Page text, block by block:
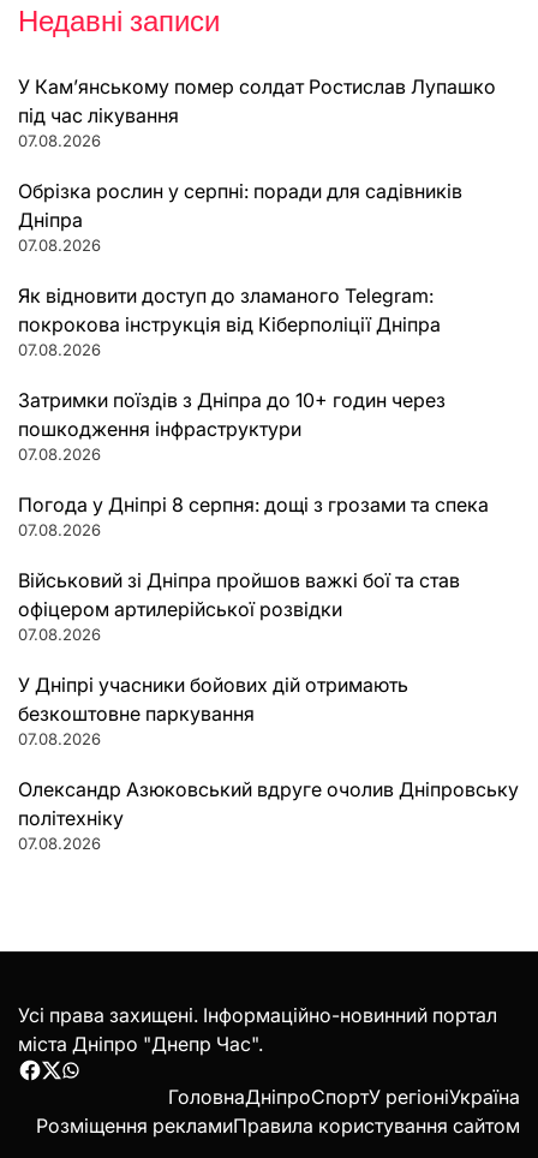
Недавні записи
У Кам’янському помер солдат Ростислав Лупашко
під час лікування
07.08.2026
Обрізка рослин у серпні: поради для садівників
Дніпра
07.08.2026
Як відновити доступ до зламаного Telegram:
покрокова інструкція від Кіберполіції Дніпра
07.08.2026
Затримки поїздів з Дніпра до 10+ годин через
пошкодження інфраструктури
07.08.2026
Погода у Дніпрі 8 серпня: дощі з грозами та спека
07.08.2026
Військовий зі Дніпра пройшов важкі бої та став
офіцером артилерійської розвідки
07.08.2026
У Дніпрі учасники бойових дій отримають
безкоштовне паркування
07.08.2026
Олександр Азюковський вдруге очолив Дніпровську
політехніку
07.08.2026
Усі права захищені. Інформаційно-новинний портал
міста Дніпро "Днепр Час".
Facebook
Twitter
WhatsApp
ГоловнаДніпроСпортУ регіоніУкраїна
Розміщення рекламиПравила користування сайтом